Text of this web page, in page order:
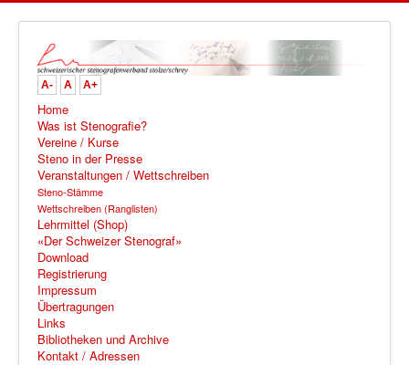
A- A A+
Home
Was ist Stenografie?
Vereine / Kurse
Steno in der Presse
Veranstaltungen / Wettschreiben
Steno-Stämme
Wettschreiben (Ranglisten)
Lehrmittel (Shop)
«Der Schweizer Stenograf»
Download
Registrierung
Impressum
Übertragungen
Links
Bibliotheken und Archive
Kontakt / Adressen